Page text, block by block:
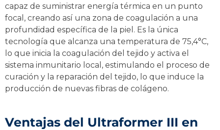
capaz de suministrar energía térmica en un punto
focal, creando así una zona de coagulación a una
profundidad específica de la piel. Es la única
tecnología que alcanza una temperatura de 75,4°C,
lo que inicia la coagulación del tejido y activa el
sistema inmunitario local, estimulando el proceso de
curación y la reparación del tejido, lo que induce la
producción de nuevas fibras de colágeno.
Ventajas del Ultraformer III en